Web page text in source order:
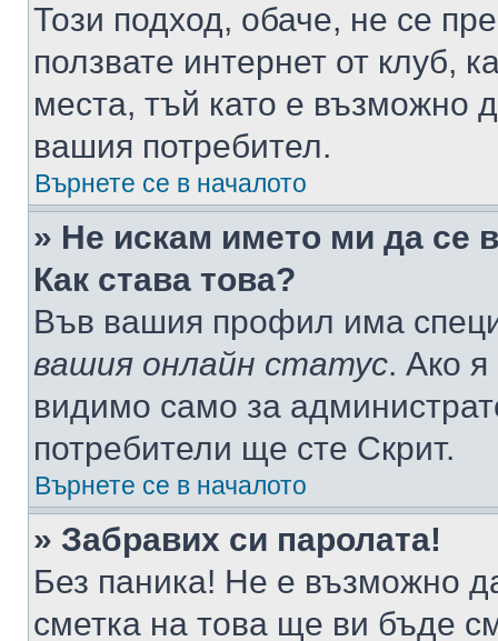
Този подход, обаче, не се
ползвате интернет от клуб,
места, тъй като е възможно
вашия потребител.
Върнете се в началото
» Не искам името ми да се
Как става това?
Във вашия профил има
вашия онлайн статус. Ако
видимо само за
потребители ще сте Скрит.
Върнете се в началото
» Забравих си паролата!
Без паника! Не е възможно
сметка на това ще ви бъде